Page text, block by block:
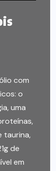
com
o
uma
taurina,
de
em